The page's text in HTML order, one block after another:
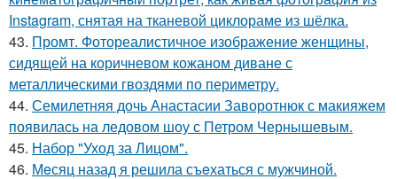
Instagram, снятая на тканевой циклораме из шёлка.
43. Промт. Фотореалистичное изображение женщины,
сидящей на коричневом кожаном диване с
металлическими гвоздями по периметру.
44. Семилетняя дочь Анастасии Заворотнюк с макияжем
появилась на ледовом шоу с Петром Чернышевым.
45. Набор "Уход за Лицом".
46. Мeсяц назад я решила съeхаться с мужчиной.